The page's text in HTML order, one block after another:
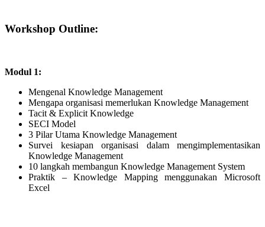
Workshop Outline:
Modul 1:
Mengenal Knowledge Management
Mengapa organisasi memerlukan Knowledge Management
Tacit & Explicit Knowledge
SECI Model
3 Pilar Utama Knowledge Management
Survei kesiapan organisasi dalam mengimplementasikan
Knowledge Management
10 langkah membangun Knowledge Management System
Praktik – Knowledge Mapping menggunakan Microsoft
Excel